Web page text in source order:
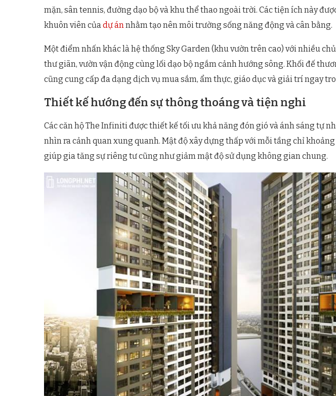
mặn, sân tennis, đường dạo bộ và khu thể thao ngoài trời. Các tiện ích này
khuôn viên củadự ánnhằm tạo nên môi trường sống năng động và cân bằng.
Một điểm nhấn khác là hệ thống Sky Garden (khu vườn trên cao) với nhiều
thư giãn, vườn vận động cùng lối dạo bộ ngắm cảnh hướng sông. Khối đế
cũng cung cấp đa dạng dịch vụ mua sắm, ẩm thực, giáo dục và giải trí ngay
Thiết kế hướng đến sự thông thoáng và tiện nghi
Các căn hộ The Infiniti được thiết kế tối ưu khả năng đón gió và ánh sáng tự
nhìn ra cảnh quan xung quanh. Mật độ xây dựng thấp với mỗi tầng chỉ
giúp gia tăng sự riêng tư cũng như giảm mật độ sử dụng không gian chung.